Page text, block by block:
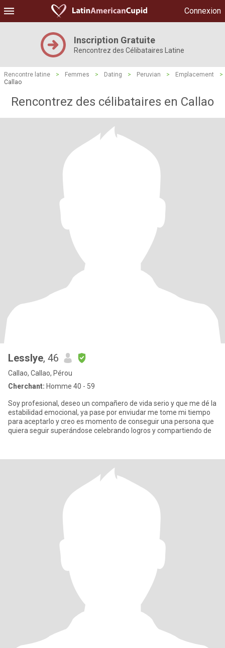
Connexion
Inscription Gratuite
Rencontrez des Célibataires Latine
Rencontre latine > Femmes > Dating > Peruvian > Emplacement
>
Callao
Rencontrez des célibataires en Callao
Lesslye, 46
Callao, Callao, Pérou
Cherchant: Homme 40 - 59
Soy profesional, deseo un compañero de vida serio y que me dé la
estabilidad emocional, ya pase por enviudar me tome mi tiempo
para aceptarlo y creo es momento de conseguir una persona que
quiera seguir superándose celebrando logros y compartiendo de